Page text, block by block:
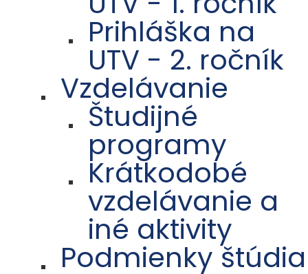
Prihláška na
UTV - 2. ročník
Vzdelávanie
Študijné
programy
Krátkodobé
vzdelávanie a
iné aktivity
Podmienky štúdia